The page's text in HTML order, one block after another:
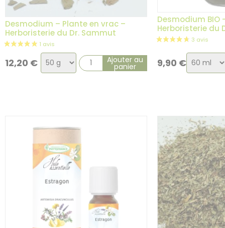
Desmodium – Plante en vrac –
Herboristerie du Dr. Sammut
12,20 €
Choix
de
Ajouter au
panier
Desmodium BIO
Herboristerie du
9,90 €Choix
de